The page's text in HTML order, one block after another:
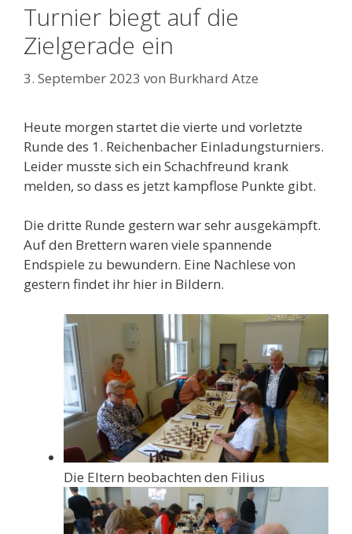
Turnier biegt auf die
Zielgerade ein
3. September 2023 von Burkhard Atze
Heute morgen startet die vierte und vorletzte
Runde des 1. Reichenbacher Einladungsturniers.
Leider musste sich ein Schachfreund krank
melden, so dass es jetzt kampflose Punkte gibt.
Die dritte Runde gestern war sehr ausgekämpft.
Auf den Brettern waren viele spannende
Endspiele zu bewundern. Eine Nachlese von
gestern findet ihr hier in Bildern.
Die Eltern beobachten den Filius